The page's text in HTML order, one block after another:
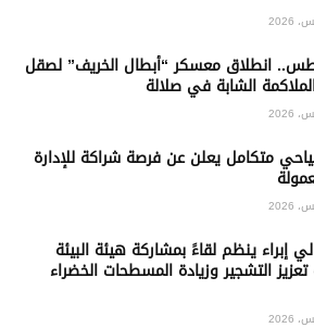
انطلاق معسكر “أبطال الخريف” لصقل
الشابة في صلالة
متكامل يعلن عن فرصة شراكة للإدارة
إبراء ينظم لقاءً بمشاركة هيئة البيئة
التشجير وزيادة المسطحات الخضراء